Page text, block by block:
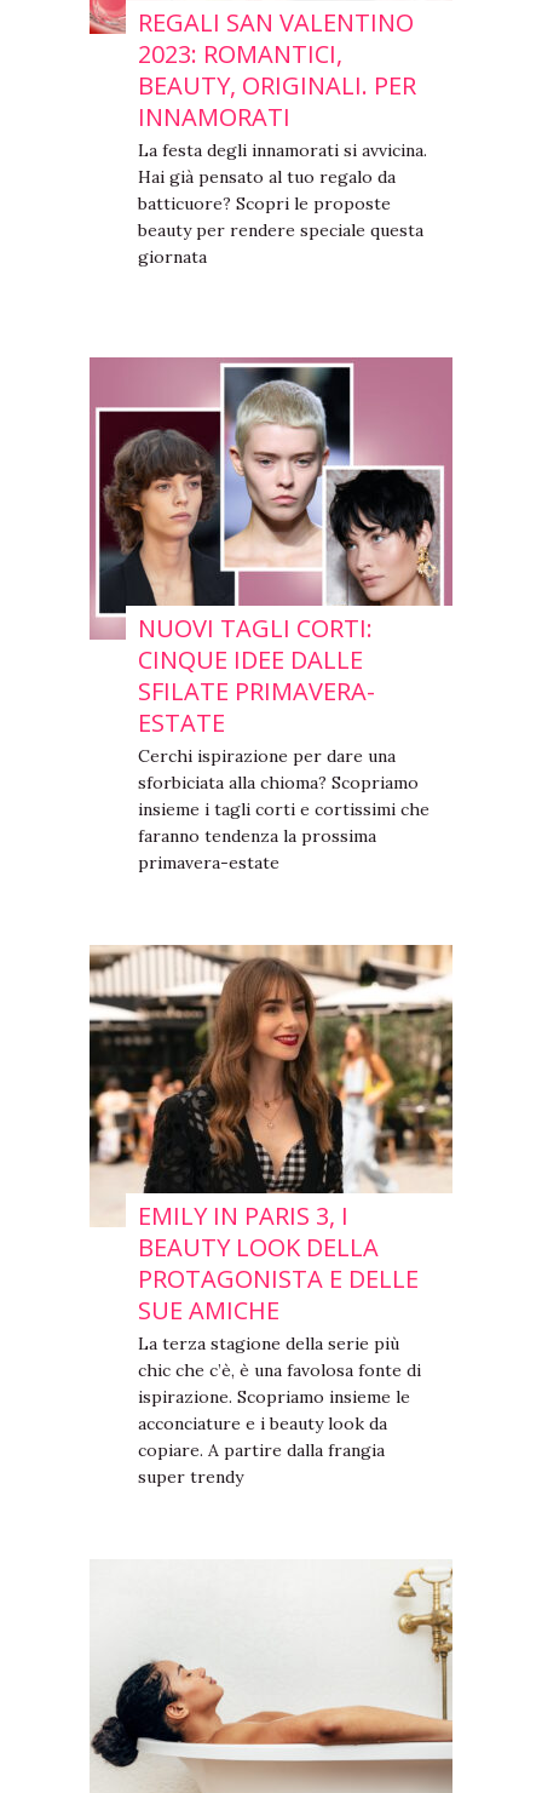
REGALI SAN VALENTINO
2023: ROMANTICI,
BEAUTY, ORIGINALI. PER
INNAMORATI
La festa degli innamorati si avvicina.
Hai già pensato al tuo regalo da
batticuore? Scopri le proposte
beauty per rendere speciale questa
giornata
NUOVI TAGLI CORTI:
CINQUE IDEE DALLE
SFILATE PRIMAVERA-
ESTATE
Cerchi ispirazione per dare una
sforbiciata alla chioma? Scopriamo
insieme i tagli corti e cortissimi che
faranno tendenza la prossima
primavera-estate
EMILY IN PARIS 3, I
BEAUTY LOOK DELLA
PROTAGONISTA E DELLE
SUE AMICHE
La terza stagione della serie più
chic che c’è, è una favolosa fonte di
ispirazione. Scopriamo insieme le
acconciature e i beauty look da
copiare. A partire dalla frangia
super trendy